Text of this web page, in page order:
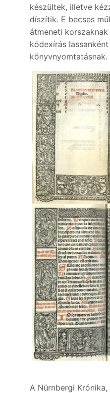
készültek, illetve
díszítik. E becses
átmeneti
kódexírás
könyvnyomtatásnak.
A Nürnbergi